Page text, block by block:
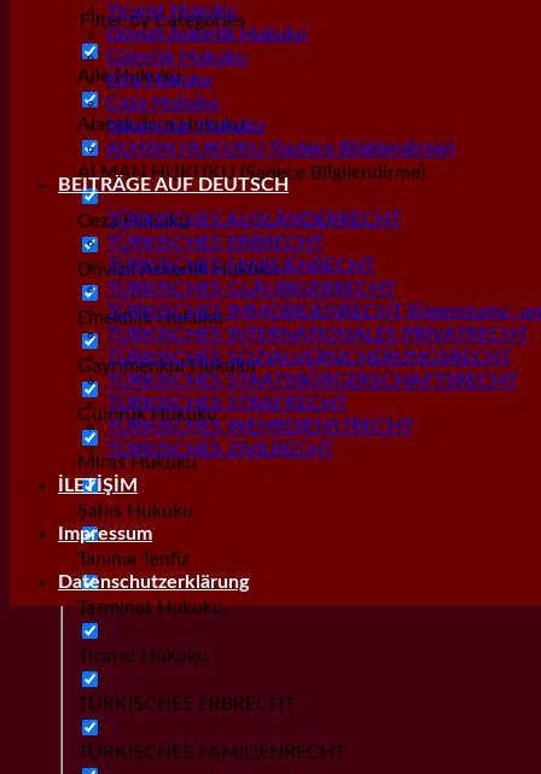
Filter by Categories
Aile Hukuku
Alacak/İcra Hukuku
ALMAN HUKUKU (Sadece Bilgilendirme)
Ceza Hukuku
Dövizli Askerlik Hukuku
Emeklilik Hukuku
Gayrımenkul Hukuku
Gümrük Hukuku
Miras Hukuku
Şahıs Hukuku
Tanıma Tenfiz
Tazminat Hukuku
Ticaret Hukuku
TÜRKISCHES ERBRECHT
TÜRKISCHES FAMILIENRECHT
Ticaret Hukuku
Dövizli Askerlik Hukuku
Gümrük Hukuku
Kira Hukuku
Ceza Hukuku
Yabancılar Hukuku
ALMAN HUKUKU (Sadece Bilgilendirme)
BEITRÄGE AUF DEUTSCH
TÜRKISCHES AUSLÄNDERRECHT
TÜRKISCHES ERBRECHT
TÜRKISCHES FAMILIENRECHT
TÜRKISCHES GLÄUBIGERRECHT
TÜRKISCHES IMMOBILIENRECHT (Eigenstums-
TÜRKISCHES INTERNATIONALES PRIVATRECHT
TÜRKISCHES SOZIALVERSICHERUNGSRECHT
TÜRKISCHES STAATSBÜRGERSCHAFTSRECHT
TÜRKISCHES STRAFRECHT
TÜRKISCHES WEHRDIENSTRECHT
TÜRKISCHES ZIVILRECHT
İLETİŞİM
Impressum
Datenschutzerklärung